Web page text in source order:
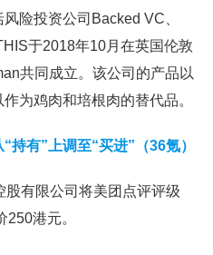
险投资公司Backed VC、
于2018年10月在英国伦敦
共同成立。该公司的产品以
为鸡肉和培根肉的替代品。
持有”上调至“买进”（36氪）
有限公司将美团点评评级
250港元。